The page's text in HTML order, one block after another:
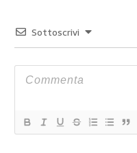
Sottoscrivi